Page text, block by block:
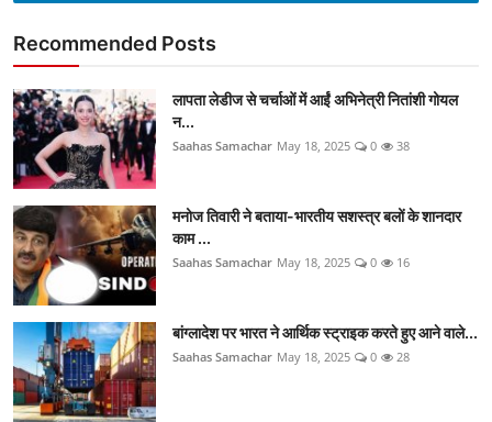
Recommended Posts
लापता लेडीज से चर्चाओं में आईं अभिनेत्री नितांशी गोयल
न...
Saahas Samachar May 18, 2025 0 38
मनोज तिवारी ने बताया-भारतीय सशस्त्र बलों के शानदार
काम ...
Saahas Samachar May 18, 2025 0 16
बांग्लादेश पर भारत ने आर्थिक स्ट्राइक करते हुए आने वाले...
Saahas Samachar May 18, 2025 0 28